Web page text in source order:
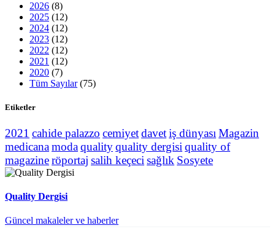
2026 (8)
2025 (12)
2024 (12)
2023 (12)
2022 (12)
2021 (12)
2020 (7)
Tüm Sayılar (75)
Etiketler
2021 cahide palazzo cemiyetdavetiş dünyası Magazin
medicanamodaqualityquality dergisi quality of
magazineröportaj salih keçeci sağlık Sosyete
Quality Dergisi
Güncel makaleler ve haberler